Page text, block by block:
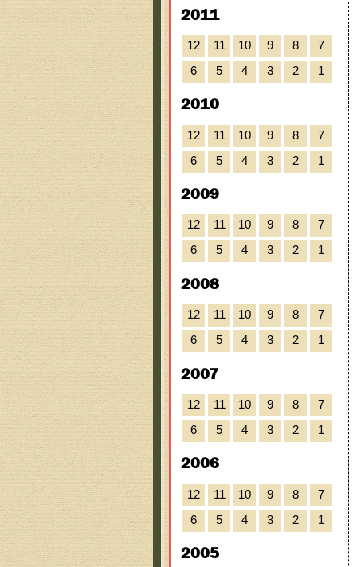
2011
12 11 10 9 8
7
6
5 4 3 2 1
2010
12 11 10 9 8
7
6
5 4 3 2 1
2009
12 11 10 9 8
7
6
5 4 3 2 1
2008
12 11 10 9 8
7
6
5 4 3 2 1
2007
12 11 10 9 8
7
6
5 4 3 2 1
2006
12 11 10 9 8
7
6
5 4 3 2 1
2005